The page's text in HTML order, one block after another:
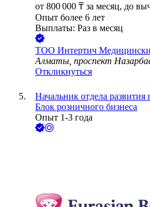
от 800 000 ₸ за месяц, до
Опыт более 6 лет
Выплаты: Раз в месяц
ТОО Интертич
Алматы, проспект
Откликнуться
Начальник отдела
Блок розничного бизнеса
Опыт 1-3 года